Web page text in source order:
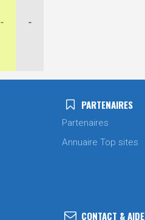
- -
PARTENAIRES
Partenaires
Annuaire Top sites
CONTACT & AIDE